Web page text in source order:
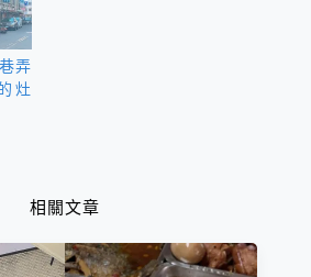
弄
灶
相關文章